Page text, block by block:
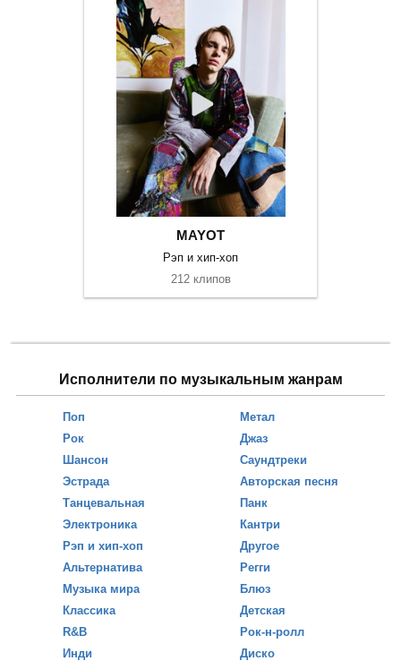
MAYOT
Рэп и хип-хоп
212 клипов
Исполнители по музыкальным жанрам
Поп
Рок
Шансон
Эстрада
Танцевальная
Электроника
Рэп и хип-хоп
Альтернатива
Музыка мира
Классика
R&B
Инди
Метал
Джаз
Саундтреки
Авторская песня
Панк
Кантри
Другое
Регги
Блюз
Детская
Рок-н-ролл
Диско